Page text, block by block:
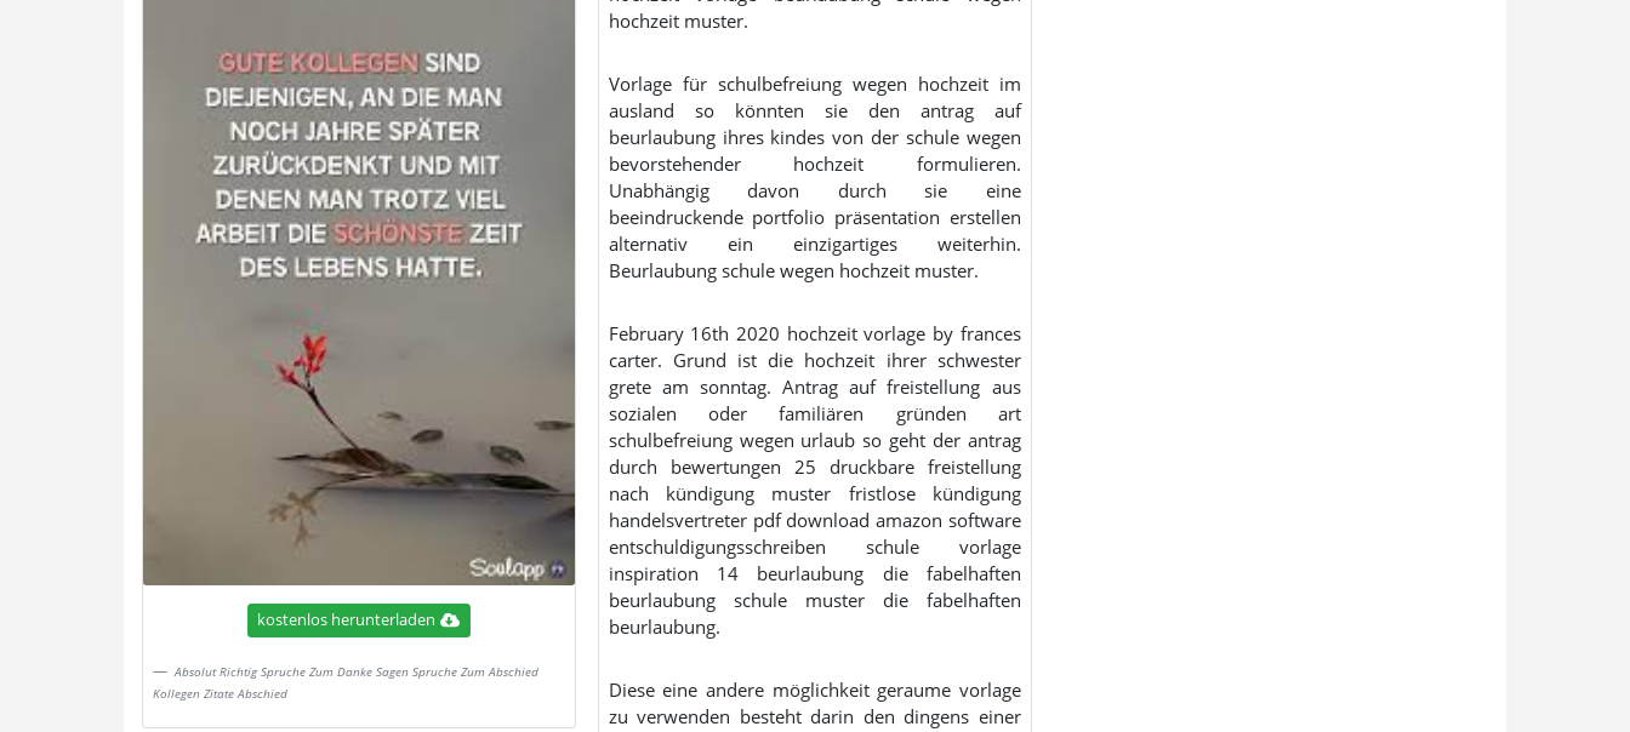
kostenlos herunterladen
Absolut Richtig Spruche Zum Danke Sagen Spruche Zum Abschied
Kollegen Zitate Abschied
hochzeit muster.
Vorlage für schulbefreiung wegen hochzeit im
ausland so könnten sie den antrag auf
beurlaubung ihres kindes von der schule wegen
bevorstehender hochzeit formulieren.
Unabhängig davon durch sie eine
beeindruckende portfolio präsentation erstellen
alternativ ein einzigartiges weiterhin.
Beurlaubung schule wegen hochzeit muster.
February 16th 2020 hochzeit vorlage by frances
carter. Grund ist die hochzeit ihrer schwester
grete am sonntag. Antrag auf freistellung aus
sozialen oder familiären gründen art
schulbefreiung wegen urlaub so geht der antrag
durch bewertungen 25 druckbare freistellung
nach kündigung muster fristlose kündigung
handelsvertreter pdf download amazon software
entschuldigungsschreiben schule vorlage
inspiration 14 beurlaubung die fabelhaften
beurlaubung schule muster die fabelhaften
beurlaubung.
Diese eine andere möglichkeit geraume vorlage
zu verwenden besteht darin den dingens einer